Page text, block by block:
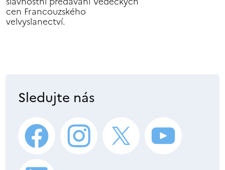
cen Francouzského
velvyslanectví.
Sledujte nás